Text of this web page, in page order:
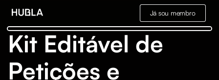
Já sou membro
Kit Editável de
Petições e